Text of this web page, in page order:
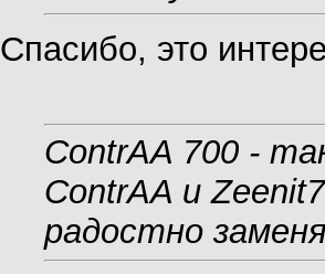
Спасибо, это
ContrAA 700 -
ContrAA и
радостно